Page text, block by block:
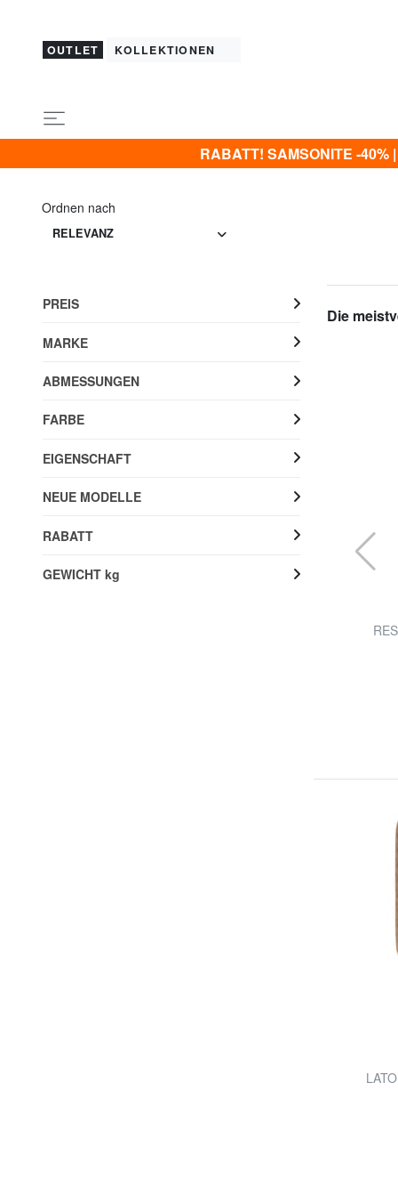
OUTLET KOLLEKTIONEN
RABATT! SAMSONITE -40%
Ordnen nach
RELEVANZ
Die
PREIS
MARKE
ABMESSUNGEN
FARBE
EIGENSCHAFT
NEUE MODELLE
RABATT
GEWICHT kg